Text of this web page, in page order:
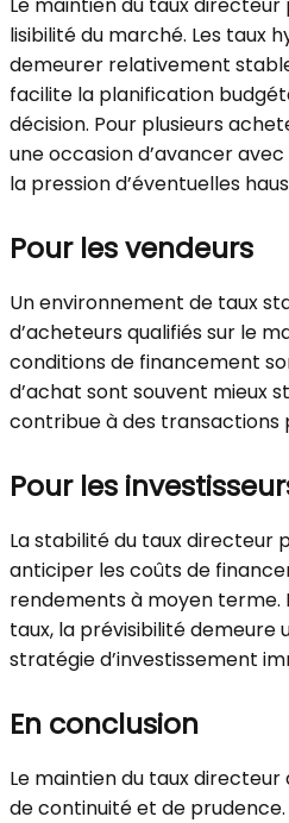
lisibilité du marché. Les taux
demeurer relativement
facilite la planification
décision. Pour plusieurs
une occasion d’avancer
la pression d’éventuelles
Pour les vendeurs
Un environnement de taux
d’acheteurs qualifiés sur le
conditions de financement
d’achat sont souvent mieux
contribue à des transactions
Pour les
La stabilité du taux directeur
anticiper les coûts de
rendements à moyen terme.
taux, la prévisibilité
stratégie d’investissement
En conclusion
Le maintien du taux directeur
de continuité et de prudence.